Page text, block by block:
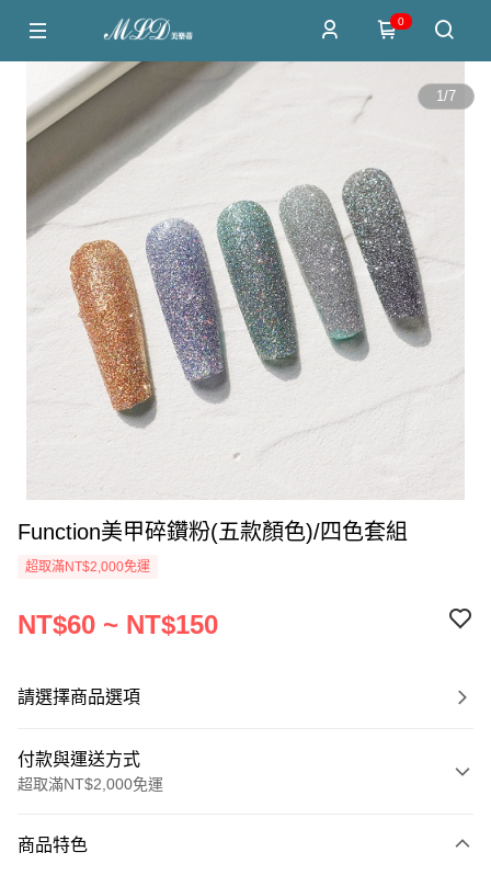
0
1/7
Function美甲碎鑽粉(五款顏色)/四色套組
超取滿NT$2,000免運
NT$60 ~ NT$150
請選擇商品選項
付款與運送方式
超取滿NT$2,000免運
信用卡一次付款
商品特色